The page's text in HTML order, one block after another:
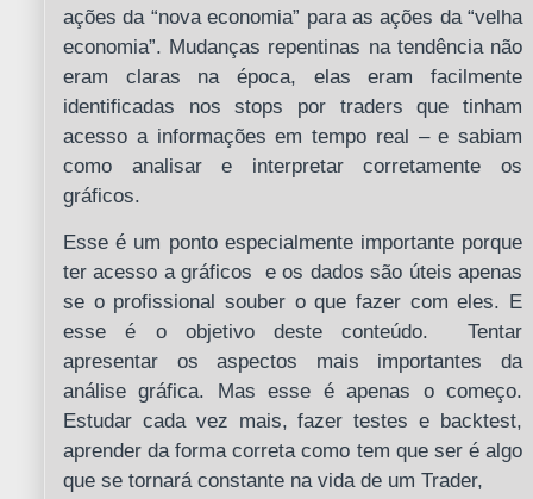
ações da “nova economia” para as ações da “velha
economia”. Mudanças repentinas na tendência não
eram claras na época, elas eram facilmente
identificadas nos stops por traders que tinham
acesso a informações em tempo real – e sabiam
como analisar e interpretar corretamente os
gráficos.
Esse é um ponto especialmente importante porque
ter acesso a gráficos e os dados são úteis apenas
se o profissional souber o que fazer com eles. E
esse é o objetivo deste conteúdo. Tentar
apresentar os aspectos mais importantes da
análise gráfica. Mas esse é apenas o começo.
Estudar cada vez mais, fazer testes e backtest,
aprender da forma correta como tem que ser é algo
que se tornará constante na vida de um Trader,